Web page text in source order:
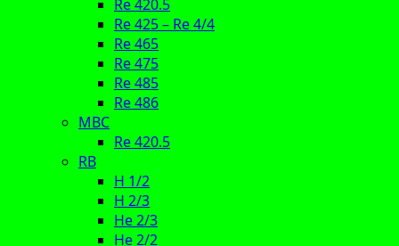
Re 420.5
Re 425 – Re 4/4
Re 465
Re 475
Re 485
Re 486
MBC
Re 420.5
RB
H 1/2
H 2/3
He 2/3
He 2/2